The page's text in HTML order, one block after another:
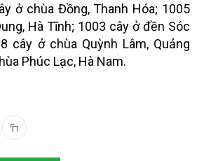
ở chùa Đồng, Thanh Hóa; 1005
Hà Tĩnh; 1003 cây ở đền Sóc
cây ở chùa Quỳnh Lâm, Quảng
Phúc Lạc, Hà Nam.